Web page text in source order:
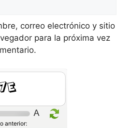
correo electrónico y sitio
para la próxima vez
anterior: